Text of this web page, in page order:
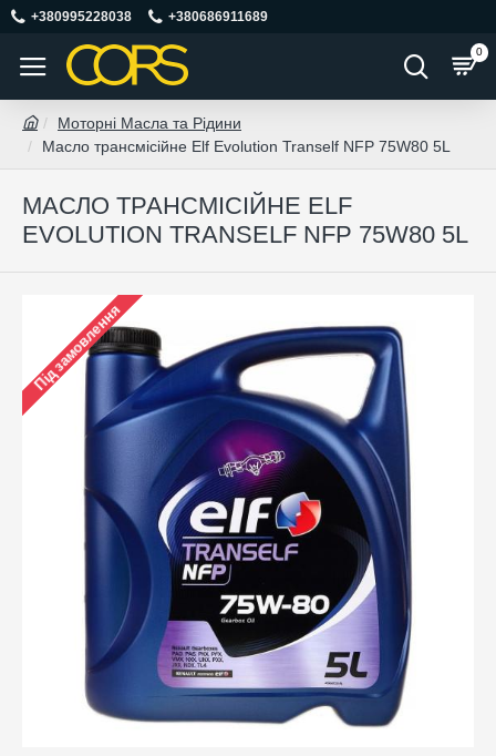
+380995228038 +380686911689
0
Моторні Масла та Рідини
Масло трансмісійне Elf Evolution Tranself NFP 75W80 5L
МАСЛО ТРАНСМІСІЙНЕ ELF
EVOLUTION TRANSELF NFP 75W80 5L
Під замовлення